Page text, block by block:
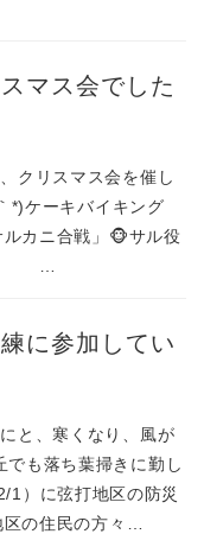
マス会でした
クリスマス会を催し
*)ケーキバイキング
カニ合戦」🐵サル役
…
に参加してい
と、寒くなり、風が
でも落ち葉掃きに勤し
）に弦打地区の防災
の住民の方々…